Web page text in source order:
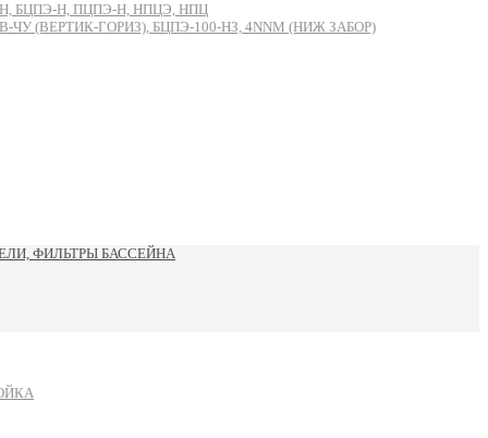
БЦПЭ-Н, ПЦПЭ-Н, НПЦЭ, НПЦ
(ВЕРТИК-ГОРИЗ), БЦПЭ-100-НЗ, 4NNM (НИЖ ЗАБОР)
ФИЛЬТРЫ БАССЕЙНА